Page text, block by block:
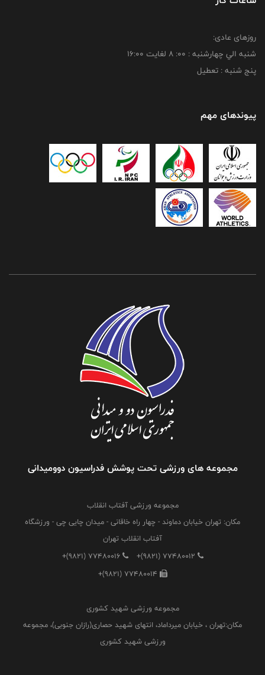
روزهای عادی:
شنبه الي چهارشنبه : 00: 8 لغايت 16:00
پنج شنبه : تعطیل
پیوندهای مهم
مجموعه های ورزشی تحت پوشش فدراسیون دوومیدانی
مجموعه ورزشی آفتاب انقلاب
مکان: تهران خیابان دماوند - چهار راه خاقانی - میدان چایی چی - ورزشگاه
آفتاب انقلاب تهران
+(9821) 77480012
+(9821) 77480016
+(9821) 77480014
مجموعه ورزشی شهید کشوری
مکان:تهران ، خیابان میرداماد، انتهای شهید حصاری(رازان جنوبی)، مجموعه
ورزشی شهید کشوری